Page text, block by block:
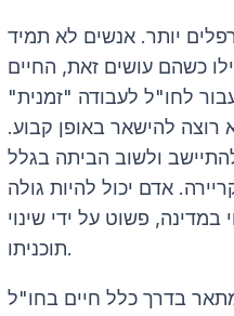
יותר. אנשים לא תמיד
כשהם עושים זאת, החיים
לחו"ל לעבודה "זמנית"
רוצה להישאר באופן קבוע.
ולשוב הביתה בגלל
אדם יכול להיות גולה
במדינה, פשוט על ידי שינוי
תוכניתו.
בדרך כלל חיים בחו"ל